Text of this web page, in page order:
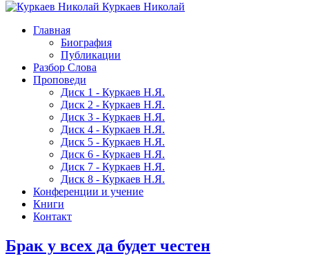
Куркаев Николай
Главная
Биография
Публикации
Разбор Слова
Проповеди
Диск 1 - Куркаев Н.Я.
Диск 2 - Куркаев Н.Я.
Диск 3 - Куркаев Н.Я.
Диск 4 - Куркаев Н.Я.
Диск 5 - Куркаев Н.Я.
Диск 6 - Куркаев Н.Я.
Диск 7 - Куркаев Н.Я.
Диск 8 - Куркаев Н.Я.
Конференции и учение
Книги
Контакт
Брак у всех да будет честен